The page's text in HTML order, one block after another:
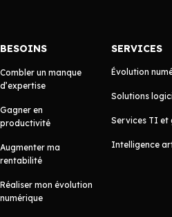
BESOINS
Combler un manque
d’expertise
Gagner en
productivité
Augmenter ma
rentabilité
Réaliser mon évolution
numérique
SERVICES
Évolution
Solutions
Services TI et
Intelligence